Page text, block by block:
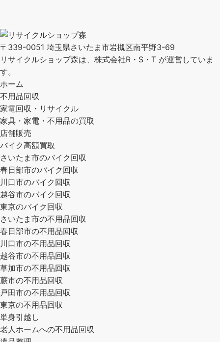
〒339-0051 埼玉県さいたま市岩槻区南平野3-69
リサイクルショップ森は、株式会社R・S・T が運営していま
す。
ホーム
不用品回収
家電回収・リサイクル
家具・家電・不用品の買取
店舗販売
バイク高額買取
さいたま市のバイク回収
春日部市のバイク回収
川口市のバイク回収
越谷市のバイク回収
東京のバイク回収
さいたま市の不用品回収
春日部市の不用品回収
川口市の不用品回収
越谷市の不用品回収
草加市の不用品回収
蕨市の不用品回収
戸田市の不用品回収
東京の不用品回収
単身引越し
老人ホームへの不用品回収